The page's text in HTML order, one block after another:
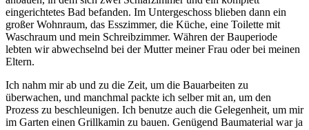
eingerichtetes Bad befanden. Im Untergeschoss blieben dann ein
großer Wohnraum, das Esszimmer, die Küche, eine Toilette mit
Waschraum und mein Schreibzimmer. Währen der Bauperiode
lebten wir abwechselnd bei der Mutter meiner Frau oder bei meinen
Eltern.
Ich nahm mir ab und zu die Zeit, um die Bauarbeiten zu
überwachen, und manchmal packte ich selber mit an, um den
Prozess zu beschleunigen. Ich benutze auch die Gelegenheit, um mir
im Garten einen Grillkamin zu bauen. Genügend Baumaterial war ja